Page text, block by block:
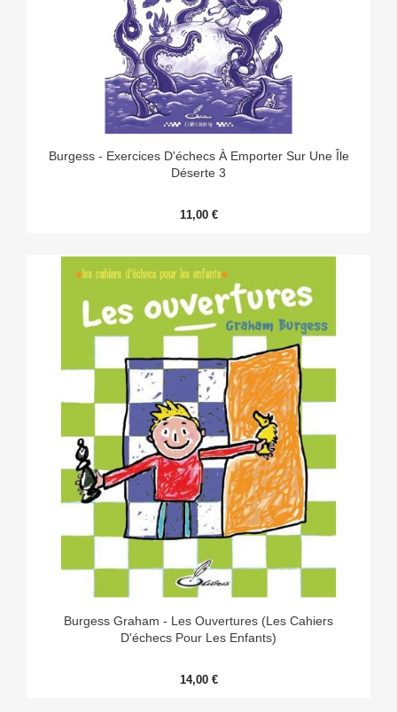
Burgess - Exercices D'échecs À Emporter Sur Une Île
Déserte 3
11,00 €
Burgess Graham - Les Ouvertures (les Cahiers
D'échecs Pour Les Enfants)
14,00 €